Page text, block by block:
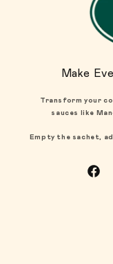
Make
Transform your
sauces like
Empty the sachet,